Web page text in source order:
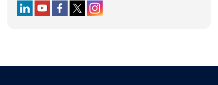
Follow us on LinkedIn
Follow us on YouTube
Follow us on Facebook
Follow us on X (formerly Twitter)
Follow us on Instagram